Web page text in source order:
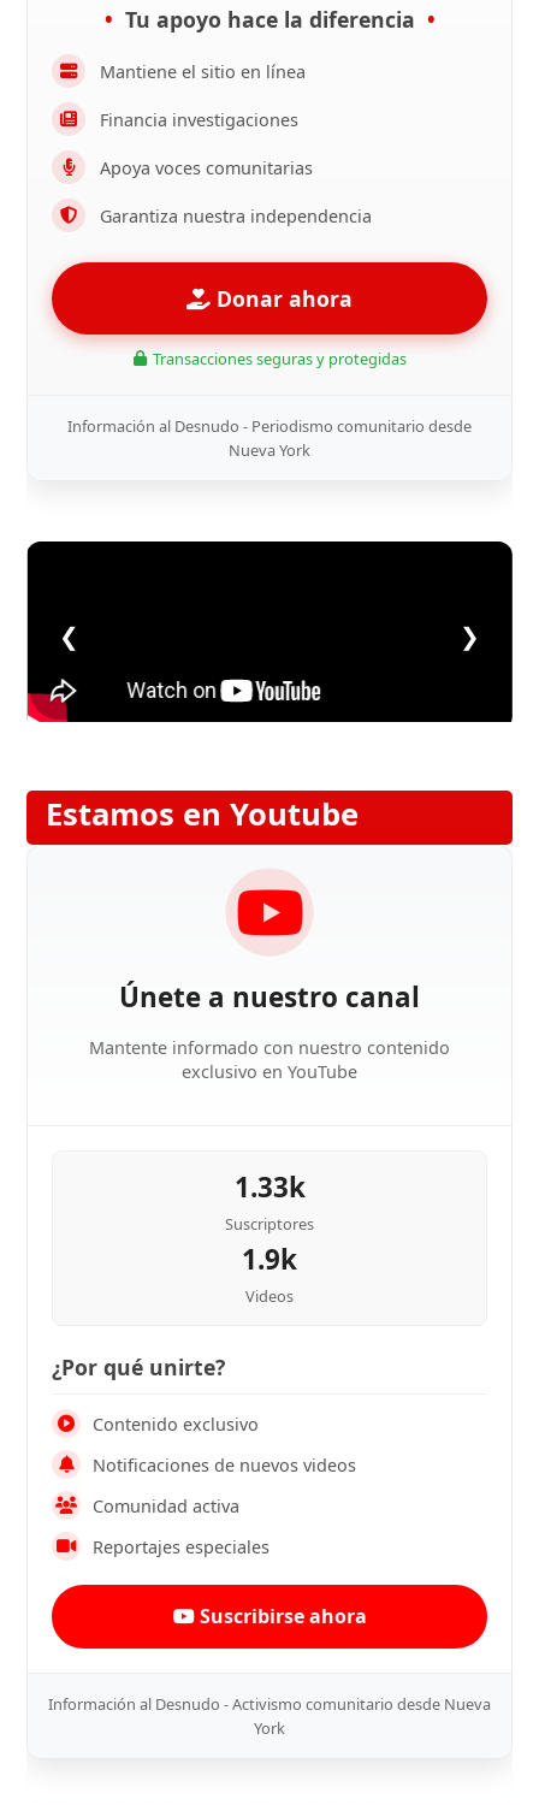
Tu apoyo hace la diferencia
Mantiene el sitio en línea
Financia investigaciones
Apoya voces comunitarias
Garantiza nuestra independencia
Donar ahora
Transacciones seguras y protegidas
Información al Desnudo - Periodismo comunitario desde
Nueva York
❮ ❯
Estamos en Youtube
Únete a nuestro canal
Mantente informado con nuestro contenido
exclusivo en YouTube
1.33k
Suscriptores
1.9k
Videos
¿Por qué unirte?
Contenido exclusivo
Notificaciones de nuevos videos
Comunidad activa
Reportajes especiales
Suscribirse ahora
Información al Desnudo - Activismo comunitario desde Nueva
York